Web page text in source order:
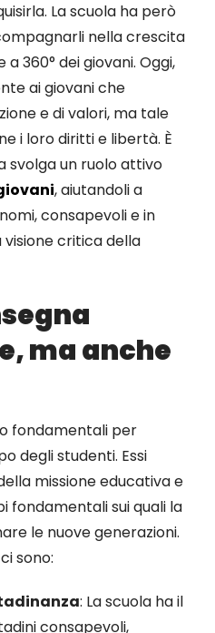
La scuola ha però
nella crescita
360° dei giovani. Oggi,
ai giovani che
e di valori, ma tale
i loro diritti e libertà. È
svolga un ruolo attivo
, aiutandoli a
consapevoli e in
critica della
ma anche
fondamentali per
degli studenti. Essi
missione educativa e
fondamentali sui quali la
le nuove generazioni.
sono:
: La scuola ha il
consapevoli,